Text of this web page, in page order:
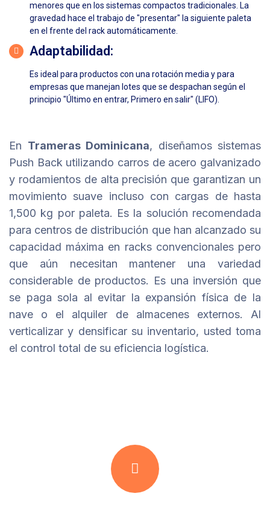
menores que en los sistemas compactos tradicionales. La
gravedad hace el trabajo de "presentar" la siguiente paleta
en el frente del rack automáticamente.
Adaptabilidad:
Es ideal para productos con una rotación media y para
empresas que manejan lotes que se despachan según el
principio "Último en entrar, Primero en salir" (LIFO).
En Trameras Dominicana, diseñamos sistemas
Push Back utilizando carros de acero galvanizado
y rodamientos de alta precisión que garantizan un
movimiento suave incluso con cargas de hasta
1,500 kg por paleta. Es la solución recomendada
para centros de distribución que han alcanzado su
capacidad máxima en racks convencionales pero
que aún necesitan mantener una variedad
considerable de productos. Es una inversión que
se paga sola al evitar la expansión física de la
nave o el alquiler de almacenes externos. Al
verticalizar y densificar su inventario, usted toma
el control total de su eficiencia logística.